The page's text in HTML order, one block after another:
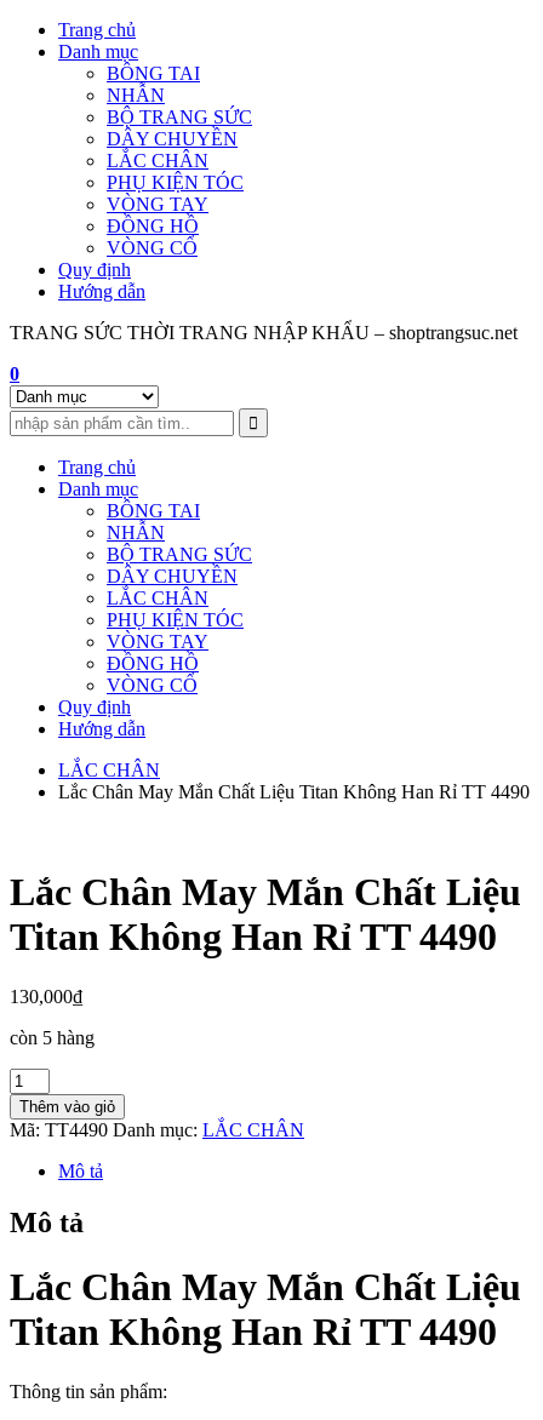
Skip
Trang chủ
Danh mục
BÔNG TAI
NHẪN
BỘ TRANG SỨC
DÂY CHUYỀN
LẮC CHÂN
PHỤ KIỆN TÓC
VÒNG TAY
ĐỒNG HỒ
VÒNG CỔ
Quy định
Hướng dẫn
TRANG SỨC THỜI TRANG NHẬP KHẨU – shoptrangsuc.net
0
Trang chủ
Danh mục
BÔNG TAI
NHẪN
BỘ TRANG SỨC
DÂY CHUYỀN
LẮC CHÂN
PHỤ KIỆN TÓC
VÒNG TAY
ĐỒNG HỒ
VÒNG CỔ
Quy định
Hướng dẫn
LẮC CHÂN
Lắc Chân May Mắn Chất Liệu Titan Không Han Rỉ TT 4490
Lắc Chân May Mắn Chất Liệu
Titan Không Han Rỉ TT 4490
130,000₫
còn 5 hàng
Lắc
Chân
May
Mắn
Chất
Titan
Không
Rỉ
TT
4490
số
Thêm vào giỏ
Mã: TT4490 Danh mục: LẮC CHÂN
Mô tả
Mô tả
Lắc Chân May Mắn Chất Liệu
Titan Không Han Rỉ TT 4490
Thông tin sản phẩm: